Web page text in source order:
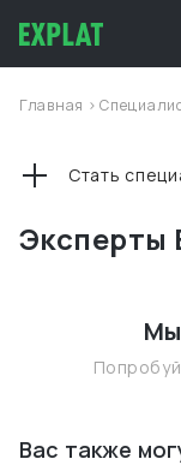
Главная >
Эксперты
Стать
Мы
Вас также